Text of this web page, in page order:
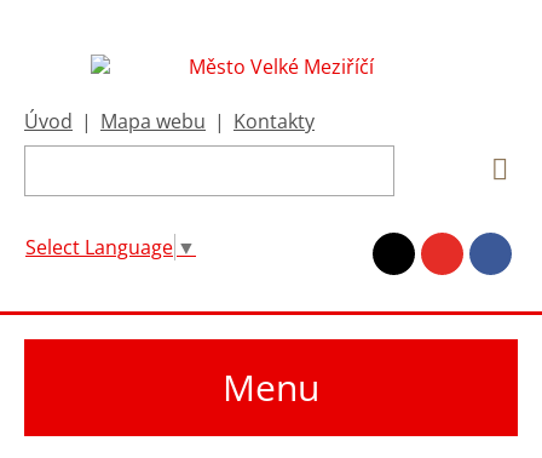
Úvod | Mapa webu | Kontakty
Select Language ▼
Menu